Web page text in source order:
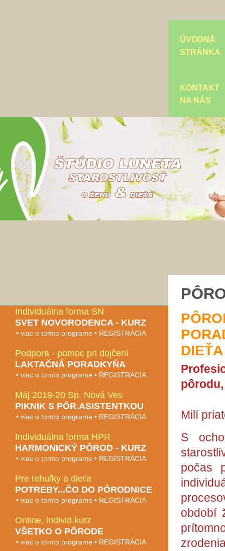
ÚVODNÁ
STRÁNKA
KONTAKT
NA NÁS
Individuálna forma SN
SVET NOVORODENCA - KURZ
• viac o tomto programe • REGISTRÁCIA
Podpora - pomoc pri dojčení
LAKTAČNÁ PORADKYŇA
• viac o tomto programe • REGISTRÁCIA
Máj 2019-20 Sp. Nová Ves
PIKNIK S PÔR.ASISTENTKOU
• viac o tomto programe • REGISTRÁCIA
Individuálna forma HPR
HARMONICKÝ PÔROD - KURZ
• viac o tomto programe • REGISTRÁCIA
Pre tehuľky a dieťa
POTREBY...ČO DO PÔRODNICE
• viac o tomto programe • REGISTRÁCIA
Online, individ.kurz
VŠETKO O PÔRODE
• viac o tomto programe • REGISTRÁCIA
DIEŤA
Milí
S
počas
období